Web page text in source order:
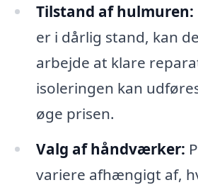
Tilstand af hulmuren:
er i dårlig stand, kan
arbejde at klare
isoleringen kan
øge prisen.
Valg af håndværker:
variere afhængigt af,